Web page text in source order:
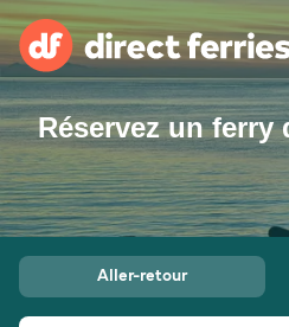
Compagnies de ferry
Pays
Billet de bateau
Traversées et ports
Réservez un ferry
Aller-retour